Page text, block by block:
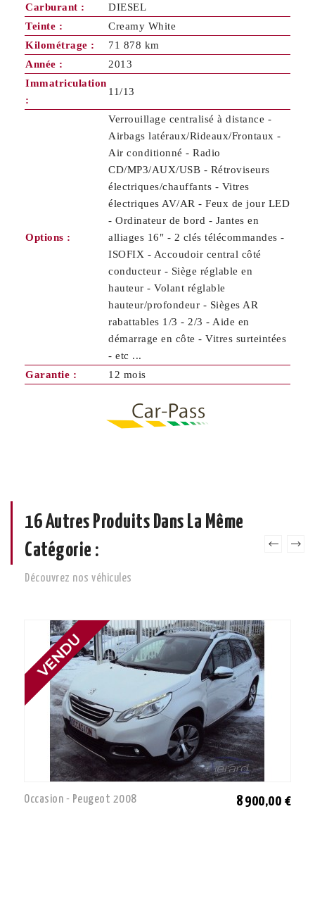
Carburant :
DIESEL
Teinte :
Creamy White
Kilométrage :
71 878 km
Année :
2013
Immatriculation
:
11/13
Options :
Verrouillage centralisé à distance -
Airbags latéraux/Rideaux/Frontaux -
Air conditionné - Radio
CD/MP3/AUX/USB - Rétroviseurs
électriques/chauffants - Vitres
électriques AV/AR - Feux de jour LED
- Ordinateur de bord - Jantes en
alliages 16" - 2 clés télécommandes -
ISOFIX - Accoudoir central côté
conducteur - Siège réglable en
hauteur - Volant réglable
hauteur/profondeur - Sièges AR
rabattables 1/3 - 2/3 - Aide en
démarrage en côte - Vitres surteintées
- etc ...
Garantie :
12 mois
16 Autres Produits Dans La Même
Catégorie :
Découvrez nos véhicules
Occasion - Peugeot 2008 8 900,00 €